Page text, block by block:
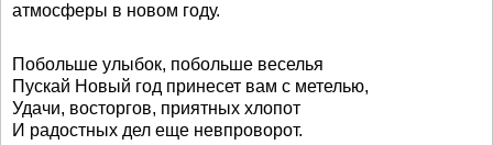
атмосферы в новом году.
Побольше улыбок, побольше веселья
Пускай Новый год принесет вам с метелью,
Удачи, восторгов, приятных хлопот
И радостных дел еще невпроворот.